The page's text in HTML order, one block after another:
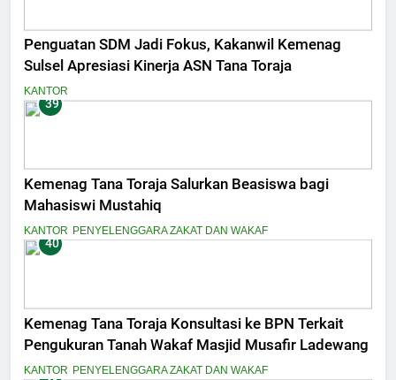
Penguatan SDM Jadi Fokus, Kakanwil Kemenag
Sulsel Apresiasi Kinerja ASN Tana Toraja
KANTOR
39
Kemenag Tana Toraja Salurkan Beasiswa bagi
Mahasiswi Mustahiq
KANTOR PENYELENGGARA ZAKAT DAN WAKAF
40
Kemenag Tana Toraja Konsultasi ke BPN Terkait
Pengukuran Tanah Wakaf Masjid Musafir Ladewang
KANTOR PENYELENGGARA ZAKAT DAN WAKAF